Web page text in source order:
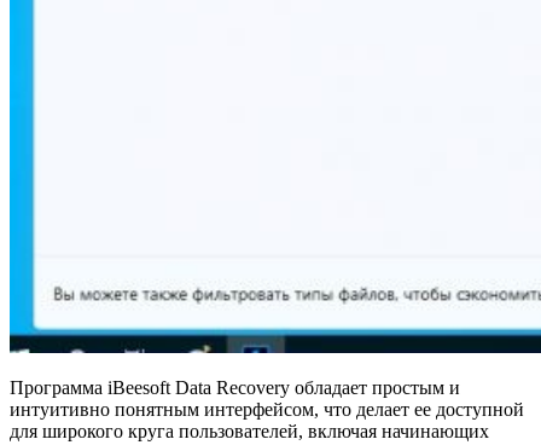
Программа iBeesoft Data Recovery обладает простым и
интуитивно понятным интерфейсом, что делает ее доступной
для широкого круга пользователей, включая начинающих